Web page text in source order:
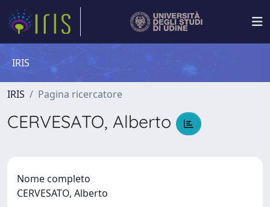
IRIS
IRIS Pagina ricercatore
CERVESATO, Alberto
Nome completo
CERVESATO, Alberto